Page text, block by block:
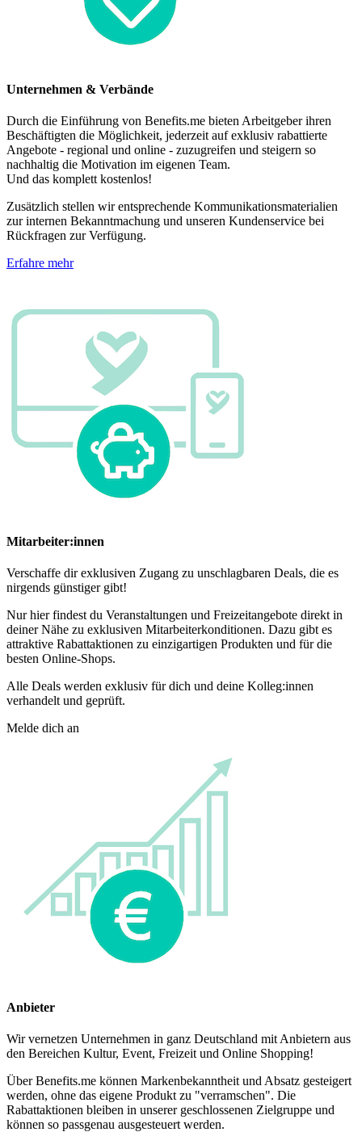
Unternehmen & Verbände
Durch die Einführung von Benefits.me bieten Arbeitgeber ihren
Beschäftigten die Möglichkeit, jederzeit auf exklusiv rabattierte
Angebote - regional und online - zuzugreifen und steigern so
nachhaltig die Motivation im eigenen Team.
Und das komplett kostenlos!
Zusätzlich stellen wir entsprechende Kommunikationsmaterialien
zur internen Bekanntmachung und unseren Kundenservice bei
Rückfragen zur Verfügung.
Erfahre mehr
Mitarbeiter:innen
Verschaffe dir exklusiven Zugang zu unschlagbaren Deals, die es
nirgends günstiger gibt!
Nur hier findest du Veranstaltungen und Freizeitangebote direkt in
deiner Nähe zu exklusiven Mitarbeiterkonditionen. Dazu gibt es
attraktive Rabattaktionen zu einzigartigen Produkten und für die
besten Online-Shops.
Alle Deals werden exklusiv für dich und deine Kolleg:innen
verhandelt und geprüft.
Melde dich an
Anbieter
Wir vernetzen Unternehmen in ganz Deutschland mit Anbietern aus
den Bereichen Kultur, Event, Freizeit und Online Shopping!
Über Benefits.me können Markenbekanntheit und Absatz gesteigert
werden, ohne das eigene Produkt zu "verramschen". Die
Rabattaktionen bleiben in unserer geschlossenen Zielgruppe und
können so passgenau ausgesteuert werden.